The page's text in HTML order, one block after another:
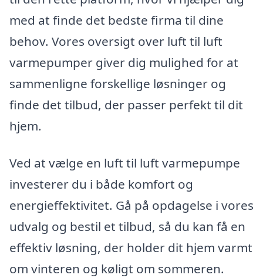
med at finde det bedste firma til dine
behov. Vores oversigt over luft til luft
varmepumper giver dig mulighed for at
sammenligne forskellige løsninger og
finde det tilbud, der passer perfekt til dit
hjem.
Ved at vælge en luft til luft varmepumpe
investerer du i både komfort og
energieffektivitet. Gå på opdagelse i vores
udvalg og bestil et tilbud, så du kan få en
effektiv løsning, der holder dit hjem varmt
om vinteren og køligt om sommeren.